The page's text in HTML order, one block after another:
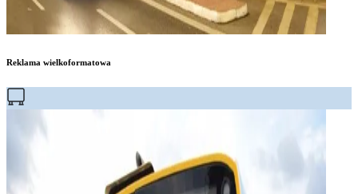
Reklama wielkoformatowa